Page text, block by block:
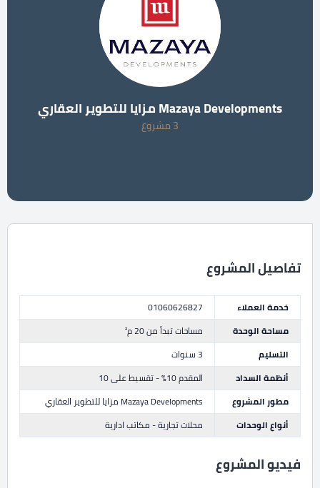
Mazaya Developments مزايا للتطوير العقاري
3 مشروع
تفاصيل المشروع
خدمة العملاء
01060626827
مساحة الوحدة
مساحات تبدأ من 20 م²
التسليم
3 سنوات
أنظمة السداد
المقدم 10% - تقسيط على 10
مطور المشروع
Mazaya Developments مزايا للتطوير العقاري
أنواع الوحدات
محلات تجارية - مكاتب ادارية
فيديو المشروع